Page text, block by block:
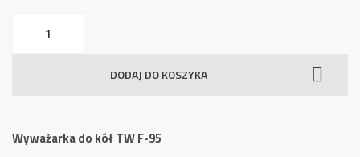
Wyważarka
95
DODAJ DO KOSZYKA
Wyważarka do kół TW F-95